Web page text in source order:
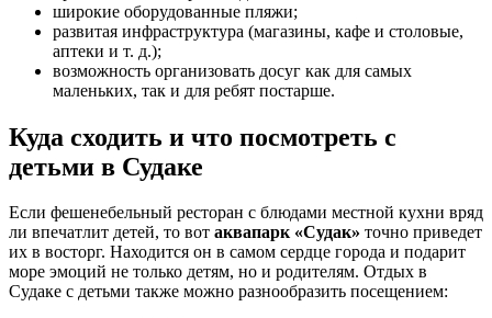
широкие оборудованные пляжи;
развитая инфраструктура (магазины, кафе и столовые,
аптеки и т. д.);
возможность организовать досуг как для самых
маленьких, так и для ребят постарше.
Куда сходить и что посмотреть с
детьми в Судаке
Если фешенебельный ресторан с блюдами местной кухни вряд
ли впечатлит детей, то вот аквапарк «Судак» точно приведет
их в восторг. Находится он в самом сердце города и подарит
море эмоций не только детям, но и родителям. Отдых в
Судаке с детьми также можно разнообразить посещением: